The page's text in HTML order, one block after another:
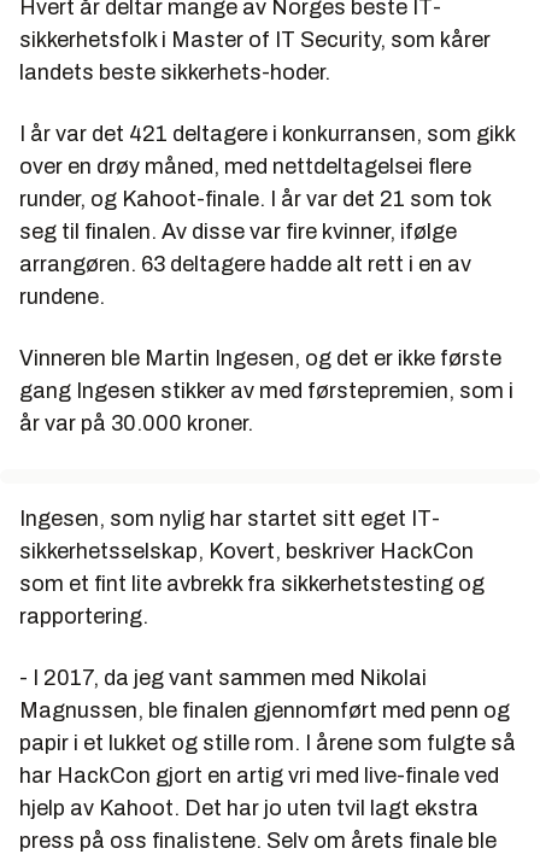
Hvert år deltar mange av Norges beste IT-
sikkerhetsfolk i Master of IT Security, som kårer
landets beste sikkerhets-hoder.
I år var det 421 deltagere i konkurransen, som gikk
over en drøy måned, med nettdeltagelsei flere
runder, og Kahoot-finale. I år var det 21 som tok
seg til finalen. Av disse var fire kvinner, ifølge
arrangøren. 63 deltagere hadde alt rett i en av
rundene.
Vinneren ble Martin Ingesen, og det er ikke første
gang Ingesen stikker av med førstepremien, som i
år var på 30.000 kroner.
Ingesen, som nylig har startet sitt eget IT-
sikkerhetsselskap, Kovert, beskriver HackCon
som et fint lite avbrekk fra sikkerhetstesting og
rapportering.
- I 2017, da jeg vant sammen med Nikolai
Magnussen, ble finalen gjennomført med penn og
papir i et lukket og stille rom. I årene som fulgte så
har HackCon gjort en artig vri med live-finale ved
hjelp av Kahoot. Det har jo uten tvil lagt ekstra
press på oss finalistene. Selv om årets finale ble